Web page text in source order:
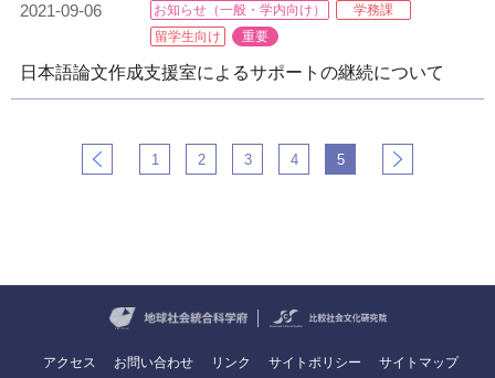
2021-09-06 お知らせ（一般・学内向け）
学務課
留学生向け
重要
日本語論文作成支援室によるサポートの継続について
1 2 3 4 5
アクセス お問い合わせ リンク サイトポリシー サイトマップ